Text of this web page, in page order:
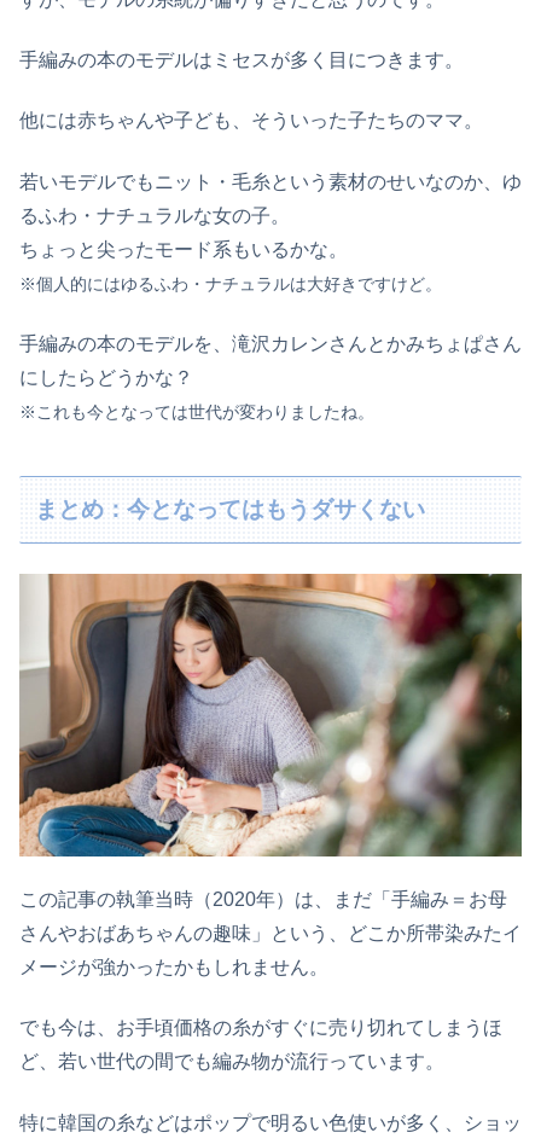
手編みの本のモデルはミセスが多く目につきます。
他には赤ちゃんや子ども、そういった子たちのママ。
若いモデルでもニット・毛糸という素材のせいなのか、ゆ
るふわ・ナチュラルな女の子。
ちょっと尖ったモード系もいるかな。
※個人的にはゆるふわ・ナチュラルは大好きですけど。
手編みの本のモデルを、滝沢カレンさんとかみちょぱさん
にしたらどうかな？
※これも今となっては世代が変わりましたね。
まとめ：今となってはもうダサくない
この記事の執筆当時（2020年）は、まだ「手編み＝お母
さんやおばあちゃんの趣味」という、どこか所帯染みたイ
メージが強かったかもしれません。
でも今は、お手頃価格の糸がすぐに売り切れてしまうほ
ど、若い世代の間でも編み物が流行っています。
特に韓国の糸などはポップで明るい色使いが多く、ショッ